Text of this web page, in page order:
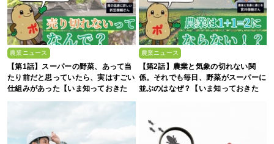
農業ニュース
【第1話】スーパーの野菜、あって当
たり前だと思っていたら、実はすごい
仕組みがあった【いま知っておきた
農業ニュース
【第2話】農業と気象の切れない関
係。それでも毎日、野菜がスーパーに
並ぶのはなぜ？【いま知っておきた